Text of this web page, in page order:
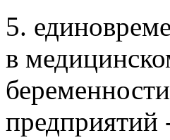
5.
в
предприятий